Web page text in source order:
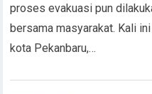
proses evakuasi pun
bersama masyarakat. Kali
kota Pekanbaru,…